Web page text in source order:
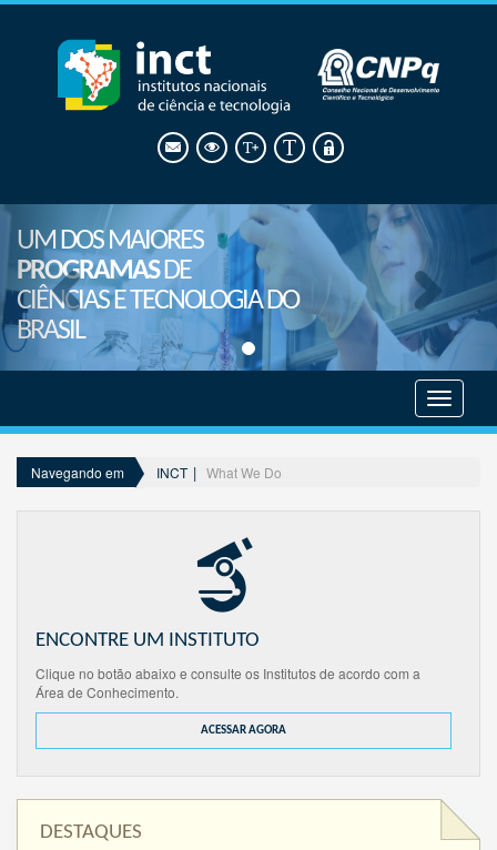
UM DOS MAIORES
PROGRAMASDE
CIÊNCIAS E TECNOLOGIA DO
BRASIL
menu
Navegando em INCT What We Do
ENCONTRE UM INSTITUTO
Clique no botão abaixo e consulte os Institutos de acordo com a
Área de Conhecimento.
ACESSAR AGORA
DESTAQUES